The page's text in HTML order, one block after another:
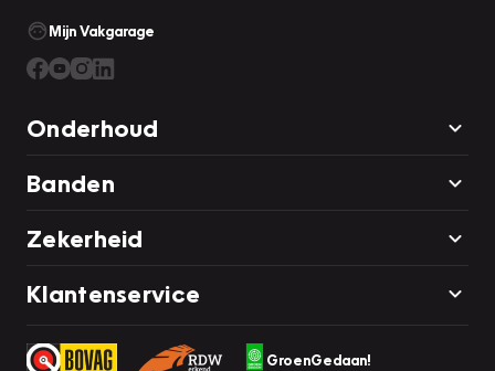
Mijn Vakgarage
Onderhoud
Banden
Zekerheid
Klantenservice
GroenGedaan!